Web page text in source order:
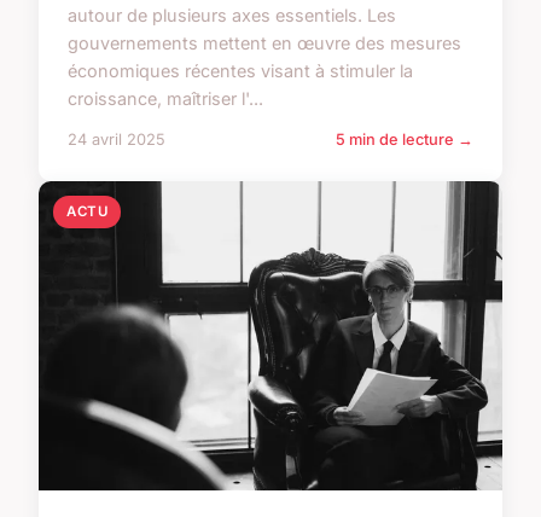
autour de plusieurs axes essentiels. Les
gouvernements mettent en œuvre des mesures
économiques récentes visant à stimuler la
croissance, maîtriser l'...
24 avril 2025 5 min de lecture →
ACTU